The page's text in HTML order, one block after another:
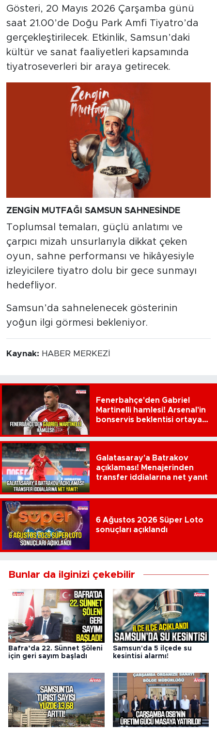
Gösteri, 20 Mayıs 2026 Çarşamba günü
saat 21.00’de Doğu Park Amfi Tiyatro’da
gerçekleştirilecek. Etkinlik, Samsun’daki
kültür ve sanat faaliyetleri kapsamında
tiyatroseverleri bir araya getirecek.
ZENGİN MUTFAĞI SAMSUN SAHNESİNDE
Toplumsal temaları, güçlü anlatımı ve
çarpıcı mizah unsurlarıyla dikkat çeken
oyun, sahne performansı ve hikâyesiyle
izleyicilere tiyatro dolu bir gece sunmayı
hedefliyor.
Samsun’da sahnelenecek gösterinin
yoğun ilgi görmesi bekleniyor.
Kaynak: HABER MERKEZİ
Fenerbahçe'den Gabriel
Martinelli hamlesi! Arsenal'in
bonservis beklentisi ortaya
Galatasaray'a Batrakov
açıklaması! Menajerinden
transfer iddialarına net yanıt
6 Ağustos 2026 Süper Loto
sonuçları açıklandı
Bunlar da ilginizi çekebilir
Bafra’da 22. Sünnet Şöleni
için geri sayım başladı
Samsun'da 5 ilçede su
kesintisi alarmı!